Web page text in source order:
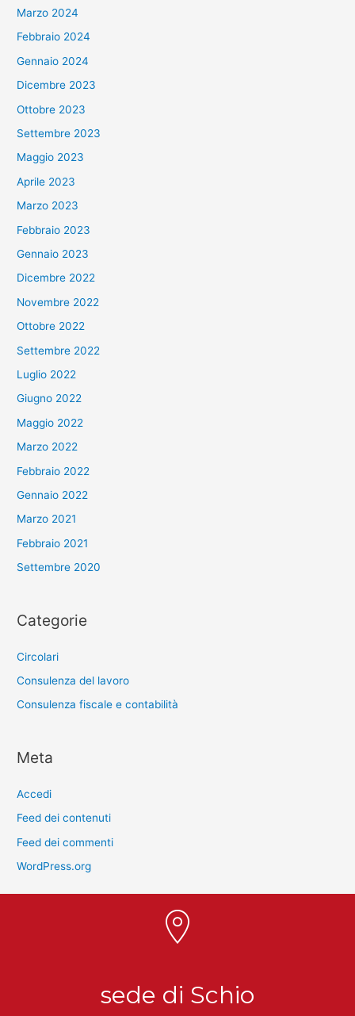
Marzo 2024
Febbraio 2024
Gennaio 2024
Dicembre 2023
Ottobre 2023
Settembre 2023
Maggio 2023
Aprile 2023
Marzo 2023
Febbraio 2023
Gennaio 2023
Dicembre 2022
Novembre 2022
Ottobre 2022
Settembre 2022
Luglio 2022
Giugno 2022
Maggio 2022
Marzo 2022
Febbraio 2022
Gennaio 2022
Marzo 2021
Febbraio 2021
Settembre 2020
Categorie
Circolari
Consulenza del lavoro
Consulenza fiscale e contabilità
Meta
Accedi
Feed dei contenuti
Feed dei commenti
WordPress.org
sede di Schio